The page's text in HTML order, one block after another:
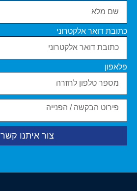
כתובת דואר אלקטרוני
פלאפון
צור איתנו קשר